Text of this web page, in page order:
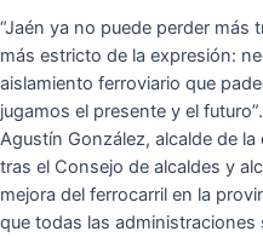
“Jaén ya no puede perder más
más estricto de la expresión:
aislamiento ferroviario que
jugamos el presente y el
Agustín González, alcalde de
tras el Consejo de alcaldes y
mejora del ferrocarril en la
que todas las administraciones